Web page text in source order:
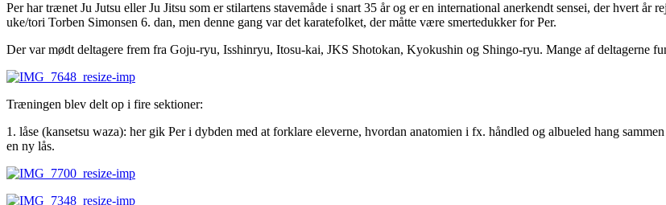
Per har trænet Ju Jutsu eller Ju Jitsu som er stilartens stavemåde i snart 35 år og er en international anerkendt sensei, der hvert år
uke/tori Torben Simonsen 6. dan, men denne gang var det karatefolket, der måtte være smertedukker for Per.
Der var mødt deltagere frem fra Goju-ryu, Isshinryu, Itosu-kai, JKS Shotokan, Kyokushin og Shingo-ryu. Mange af deltagerne
Træningen blev delt op i fire sektioner:
1. låse (kansetsu waza): her gik Per i dybden med at forklare eleverne, hvordan anatomien i fx. håndled og albueled hang
en ny lås.